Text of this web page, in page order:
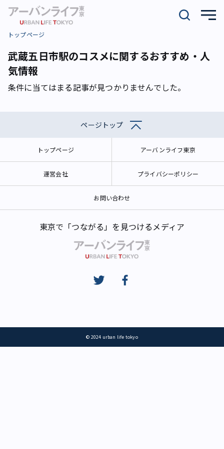
トップページ
武蔵五日市駅のコスメに関するおすすめ・人
気情報
条件に当てはまる記事が見つかりませんでした。
ページトップ
トップページ アーバンライフ東京
運営会社 プライバシーポリシー
お問い合わせ
東京で「つながる」を見つけるメディア
© 2024 urban life tokyo